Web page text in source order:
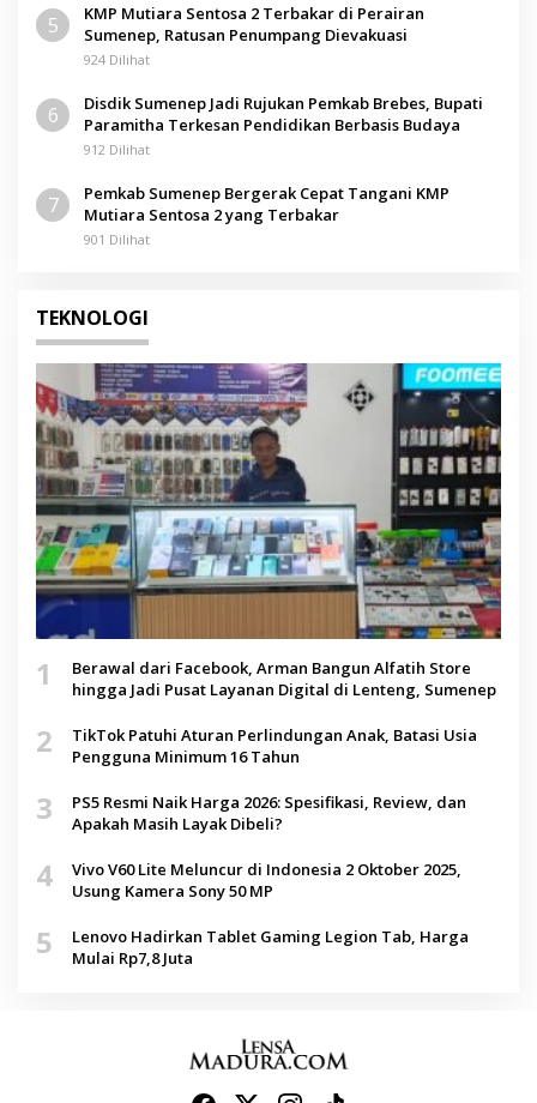
5
KMP Mutiara Sentosa 2 Terbakar di Perairan
Sumenep, Ratusan Penumpang Dievakuasi
924 Dilihat
6
Disdik Sumenep Jadi Rujukan Pemkab Brebes, Bupati
Paramitha Terkesan Pendidikan Berbasis Budaya
912 Dilihat
7
Pemkab Sumenep Bergerak Cepat Tangani KMP
Mutiara Sentosa 2 yang Terbakar
901 Dilihat
TEKNOLOGI
1
Berawal dari Facebook, Arman Bangun Alfatih Store
hingga Jadi Pusat Layanan Digital di Lenteng, Sumenep
2
TikTok Patuhi Aturan Perlindungan Anak, Batasi Usia
Pengguna Minimum 16 Tahun
3
PS5 Resmi Naik Harga 2026: Spesifikasi, Review, dan
Apakah Masih Layak Dibeli?
4
Vivo V60 Lite Meluncur di Indonesia 2 Oktober 2025,
Usung Kamera Sony 50 MP
5
Lenovo Hadirkan Tablet Gaming Legion Tab, Harga
Mulai Rp7,8 Juta